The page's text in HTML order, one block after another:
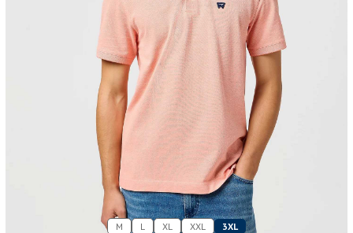
M L XL XXL 3XL